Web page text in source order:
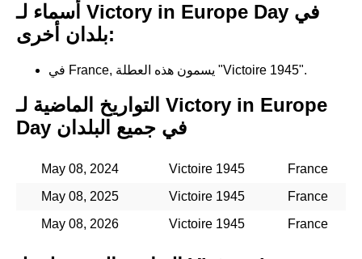
أسماء لـ Victory in Europe Day في
بلدان أخرى:
في France, يسمون هذه العطلة "Victoire 1945".
التواريخ الماضية لـ Victory in Europe
Day في جميع البلدان
May 08, 2024 Victoire 1945
France
May 08, 2025
Victoire 1945
France
May 08, 2026
Victoire 1945 France